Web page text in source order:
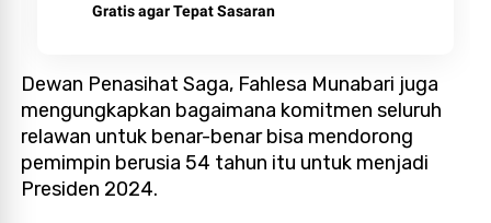
Gratis agar Tepat Sasaran
Dewan Penasihat Saga, Fahlesa Munabari juga
mengungkapkan bagaimana komitmen seluruh
relawan untuk benar-benar bisa mendorong
pemimpin berusia 54 tahun itu untuk menjadi
Presiden 2024.